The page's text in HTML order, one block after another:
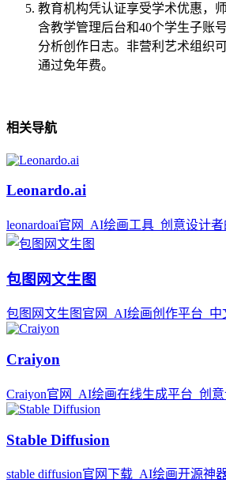
教育机构凭认证享受学术优惠，
含教学管理后台和40个学生子账
分析创作日志。非营利艺术组织
通过免年费。
相关导航
Leonardo.ai
leonardoai官网_AI绘画工具_创意设计
包图网文生图
包图网文生图官网_AI绘画创作平台_
Craiyon
Craiyon官网_AI绘画在线生成平台_创
Stable Diffusion
stable diffusion官网下载_AI绘画开源神